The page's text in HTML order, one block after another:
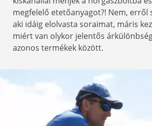
megfelelő etetőanyagot?! Nem, erről
aki idáig elolvasta soraimat, máris
miért van olykor jelentős
azonos termékek között.